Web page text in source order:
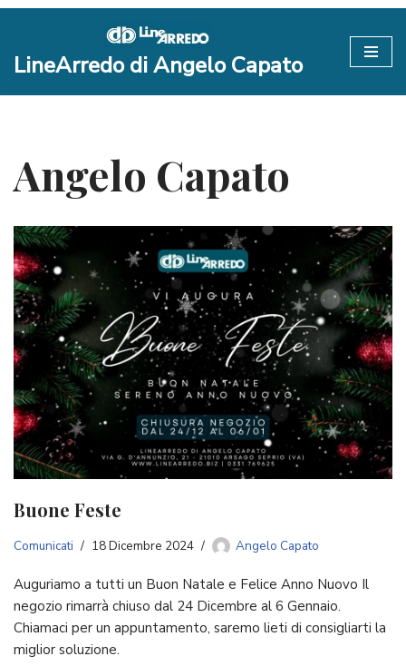
al
contenuto
LineArredo di Angelo Capato
Angelo Capato
Buone Feste
Comunicati 18 Dicembre 2024 Angelo Capato
Auguriamo a tutti un Buon Natale e Felice Anno Nuovo Il
negozio rimarrà chiuso dal 24 Dicembre al 6 Gennaio.
Chiamaci per un appuntamento, saremo lieti di consigliarti la
miglior soluzione.